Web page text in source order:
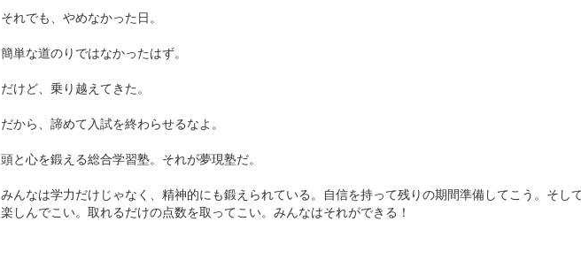
それでも、やめなかった日。
簡単な道のりではなかったはず。
だけど、乗り越えてきた。
だから、諦めて入試を終わらせるなよ。
頭と心を鍛える総合学習塾。それが夢現塾だ。
みんなは学力だけじゃなく、精神的にも鍛えられている。自信を持って残りの期間準備してこう。そし
楽しんでこい。取れるだけの点数を取ってこい。みんなはそれができる！